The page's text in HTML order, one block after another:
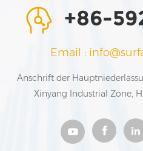
+86-
Email :
Anschrift der
Xinyang Industrial Zone,